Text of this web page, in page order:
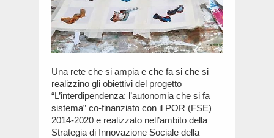
Una rete che si ampia e che fa si che si
realizzino gli obiettivi del progetto
“L’interdipendenza: l’autonomia che si fa
sistema” co-finanziato con il POR (FSE)
2014-2020 e realizzato nell’ambito della
Strategia di Innovazione Sociale della